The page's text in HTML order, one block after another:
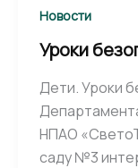
Новости
Уроки
Дети. Уроки
НПАО
саду №3